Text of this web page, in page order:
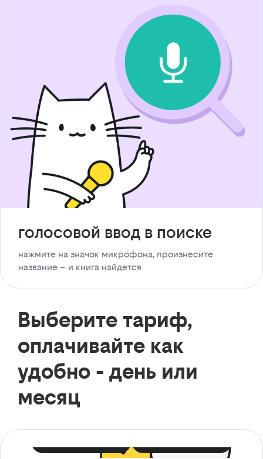
голосовой ввод в поиске
нажмите на значок микрофона, произнесите
название – и книга найдется
Выберите тариф,
оплачивайте как
удобно - день или
месяц